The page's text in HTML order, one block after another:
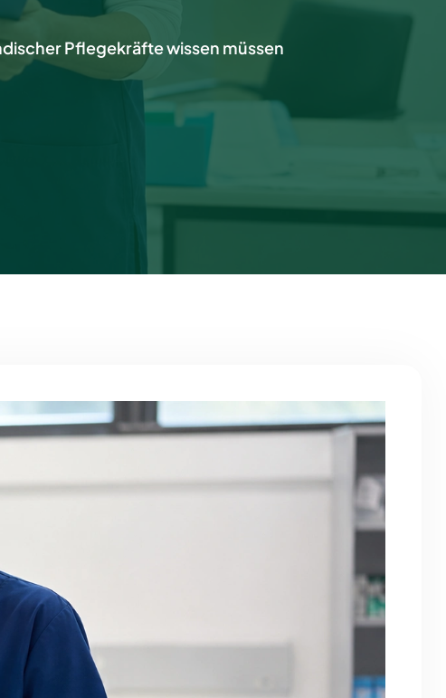
Pflegekräfte wissen müssen